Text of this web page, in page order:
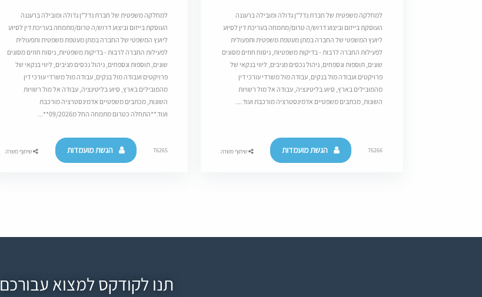
למחלקה משפטית של חברת נדל"ן גדולה ומובילה ברעננה
העוסקת בייזום וביצוע דרוש/ה טרום/מתמחה בעריכת דין לסיוע
ליועץ המשפטי של החברה במתן מעטפת משפטית ותפעולית
לפעילות החברה לרבות - בדיקות משפטיות, ניסוח חוזים מסוגים
שונים, תוספות ונספחים, ניהול נכסים מניבים, ליווי בנקאי של
פרויקטים ועבודה מול בנקים, עבודה מול משרדי עורכי דין
מהמובילים בארץ, סיוע בליטיגציה, עבודה אל מול רשויות
השונות, מכתבים משפטיים אדמינסטרציה מורכבת ועוד....
76266 הגשת מועמדות שיתוף משרה
למחלקה משפטית של חברת נדל"ן גדולה ומובילה ברעננה
העוסקת בייזום וביצוע דרוש/ה טרום/מתמחה בעריכת דין לסיוע
ליועץ המשפטי של החברה במתן מעטפת משפטית ותפעולית
לפעילות החברה לרבות - בדיקות משפטיות, ניסוח חוזים מסוגים
שונים, תוספות ונספחים, ניהול נכסים מניבים, ליווי בנקאי של
פרויקטים ועבודה מול בנקים, עבודה מול משרדי עורכי דין
מהמובילים בארץ, סיוע בליטיגציה, עבודה אל מול רשויות
השונות, מכתבים משפטיים אדמינסטרציה מורכבת
ועוד.**התחלה כטרום מתמחה החל מ09/2026**...
76265 הגשת מועמדות שיתוף משרה
תנו לקודקס למצוא עבורכם